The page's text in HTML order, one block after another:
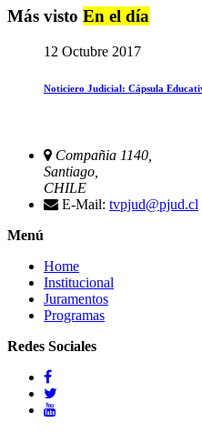
Más visto En el día
12 Octubre 2017
Noticiero Judicial: Cápsula
Compañia 1140,
Santiago,
CHILE
E-Mail: tvpjud@pjud.cl
Menú
Home
Institucional
Juramentos
Programas
Redes Sociales